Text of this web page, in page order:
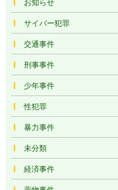
サイバー犯罪
交通事件
刑事事件
少年事件
性犯罪
暴力事件
未分類
経済事件